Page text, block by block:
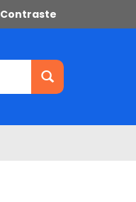
Contraste
Buscar